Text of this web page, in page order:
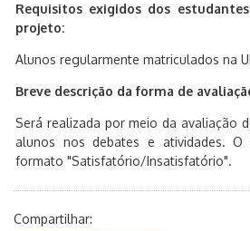
Requisitos exigidos dos
projeto:
Alunos regularmente matriculados na
Breve descrição da forma de
Será realizada por meio da avaliação
alunos nos debates e atividades.
formato "Satisfatório/Insatisfatório".
Compartilhar: